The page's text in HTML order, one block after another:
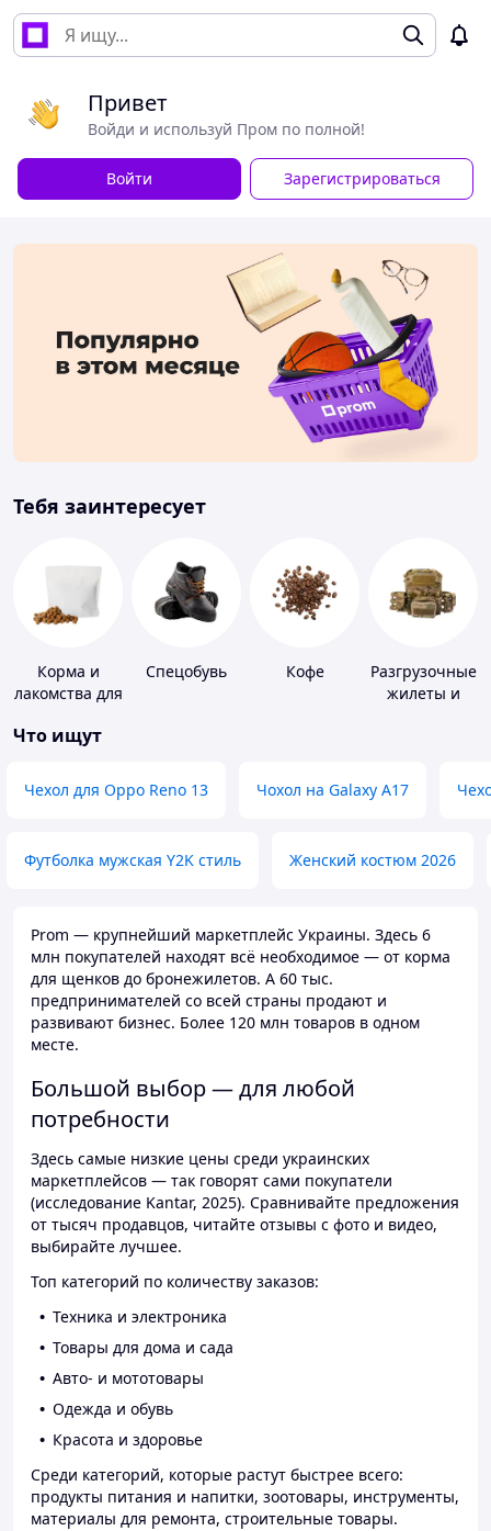
Привет
Войди и используй Пром по полной!
Войти Зарегистрироваться
Тебя заинтересует
Корма и
лакомства для
животных и
Спецобувь Кофе
Разгрузочные
жилеты и
Что ищут
Чехол для Oppo Reno 13 Чохол на Galaxy A17
Футболка мужская Y2K стиль Женский костюм 2026
Prom — крупнейший маркетплейс Украины. Здесь 6
млн покупателей находят всё необходимое — от корма
для щенков до бронежилетов. А 60 тыс.
предпринимателей со всей страны продают и
развивают бизнес. Более 120 млн товаров в одном
месте.
Большой выбор — для любой
потребности
Здесь самые низкие цены среди украинских
маркетплейсов — так говорят сами покупатели
(исследование Kantar, 2025). Сравнивайте предложения
от тысяч продавцов, читайте отзывы с фото и видео,
выбирайте лучшее.
Топ категорий по количеству заказов:
Техника и электроника
Товары для дома и сада
Авто- и мототовары
Одежда и обувь
Красота и здоровье
Среди категорий, которые растут быстрее всего:
продукты питания и напитки, зоотовары, инструменты,
материалы для ремонта, строительные товары.